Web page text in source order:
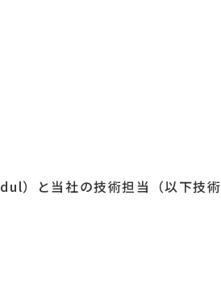
）と当社の技術担当（以下技術